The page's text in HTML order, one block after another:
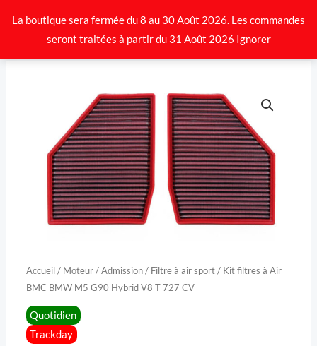
La boutique sera fermée du 8 au 30 Août 2026. Les commandes
seront traitées à partir du 31 Août 2026 Ignorer
Accueil/ Moteur/Admission/ Filtre à air sport/ Kit filtres à Air
BMC BMW M5 G90 Hybrid V8 T 727 CV
Quotidien
Trackday
filtres
BMC
BMW
Hybrid
T
727